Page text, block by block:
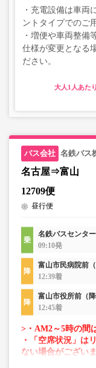
・充電設備は車両
ントタイプでのご
・増便や車両整備
仕様が変更となる
ださい。
大人
名鉄バス
名古屋⇒富山
12709便
昼行便
名鉄バスセンター
09:10発
富山市民病院前（
12:39着
富山市役所前（降
12:45着
>・AM2～5時の間
・「空席状況」は
ない場合がございま
・車両は予告なく